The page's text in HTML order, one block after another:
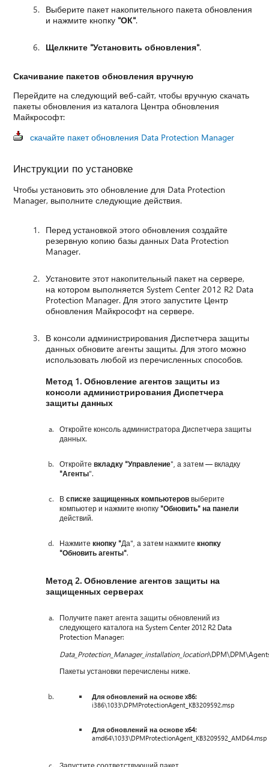
Выберите пакет накопительного пакета обновления
и нажмите кнопку "ОК".
Щелкните "Установить обновления".
Скачивание пакетов обновления вручную
Перейдите на следующий веб-сайт, чтобы вручную скачать
пакеты обновления из каталога Центра обновления
Майкрософт:
скачайте пакет обновления Data Protection Manager
Инструкции по установке
Чтобы установить это обновление для Data Protection
Manager, выполните следующие действия.
Перед установкой этого обновления создайте
резервную копию базы данных Data Protection
Manager.
Установите этот накопительный пакет на сервере,
на котором выполняется System Center 2012 R2 Data
Protection Manager. Для этого запустите Центр
обновления Майкрософт на сервере.
В консоли администрирования Диспетчера защиты
данных обновите агенты защиты. Для этого можно
использовать любой из перечисленных способов.
Метод 1. Обновление агентов защиты из
консоли администрирования Диспетчера
защиты данных
Откройте консоль администратора Диспетчера защиты
данных.
Откройтевкладку "Управление", а затем — вкладку
"Агенты".
Всписке защищенных компьютероввыберите
компьютер и нажмите кнопку "Обновить" на панели
действий.
Нажмитекнопку "Да", а затем нажмитекнопку
"Обновить агенты".
Метод 2. Обновление агентов защиты на
защищенных серверах
Получите пакет агента защиты обновлений из
следующего каталога на System Center 2012 R2 Data
Protection Manager:
Data_Protection_Manager_installation_location
Пакеты установки перечислены ниже.
Для обновлений на основе x86:
i386\1033\DPMProtectionAgent_KB3209592.msp
Для обновлений на основе x64:
amd64\1033\DPMProtectionAgent_KB3209592_AMD64.msp